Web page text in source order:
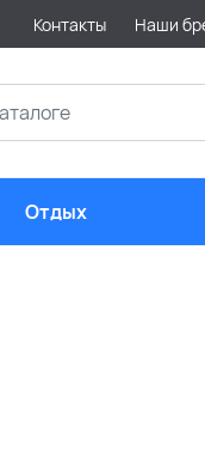
Контакты Наши
Отдых